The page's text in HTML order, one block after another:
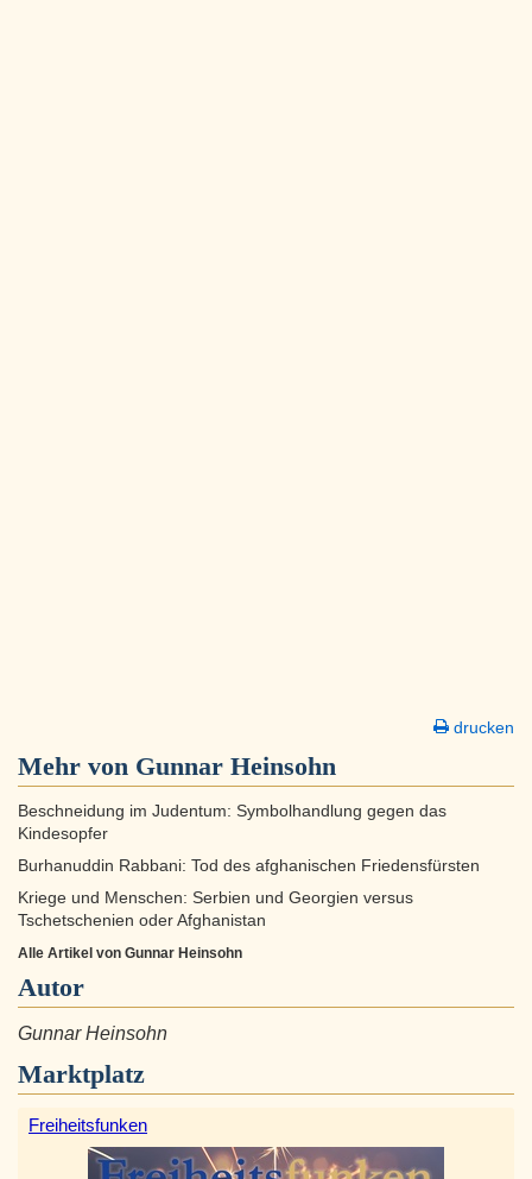
drucken
Mehr von Gunnar Heinsohn
Beschneidung im Judentum: Symbolhandlung gegen das
Kindesopfer
Burhanuddin Rabbani: Tod des afghanischen Friedensfürsten
Kriege und Menschen: Serbien und Georgien versus
Tschetschenien oder Afghanistan
Alle Artikel von Gunnar Heinsohn
Autor
Gunnar Heinsohn
Marktplatz
Freiheitsfunken